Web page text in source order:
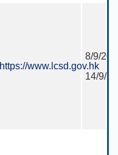
https://www.lcsd.gov.hk
8/9/
14/9/